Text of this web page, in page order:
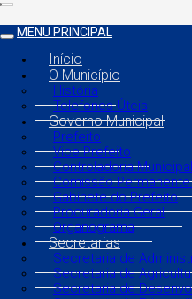
MENU PRINCIPAL
Início
O Município
História
Telefones Úteis
Governo Municipal
Prefeito
Vice Prefeito
Controladoria Municipal
Comissão
Gabinete do Prefeito
Procuradoria Geral
Organograma
Secretarias
Secretaria de
Secretaria de
Secretaria de